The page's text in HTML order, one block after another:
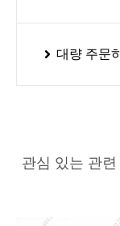
대량 주문
관심 있는 관